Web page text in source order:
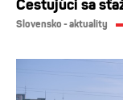
Cestujúci sa
Slovensko - aktuality